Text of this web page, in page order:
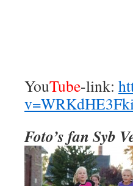
YouTube-link:
Foto’s fan Syb